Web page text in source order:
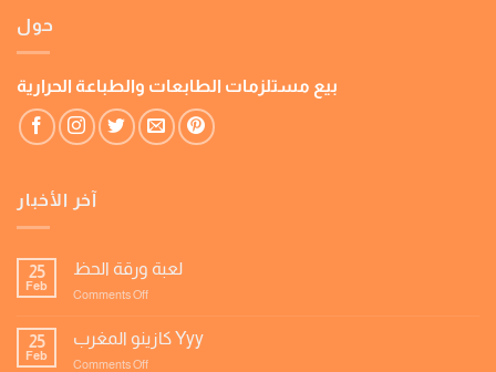
حول
بيع مستلزمات الطابعات والطباعة الحرارية
آخر الأخبار
25
Feb
لعبة ورقة الحظ
Comments Offon
ورقة
الحظ
25
Feb
كازينو المغرب Yyy
Comments Offon